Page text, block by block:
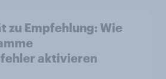
zu Empfehlung: Wie
aktivieren